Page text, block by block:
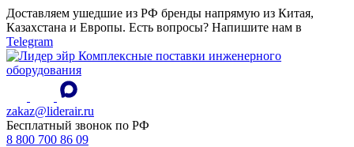
Доставляем ушедшие из РФ бренды напрямую из Китая,
Казахстана и Европы. Есть вопросы? Напишите нам в
Telegram
Комплексные поставки инженерного
оборудования
zakaz@liderair.ru
Бесплатный звонок по РФ
8 800 700 86 09